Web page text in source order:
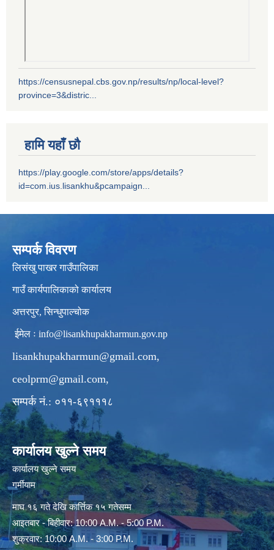
https://censusnepal.cbs.gov.np/results/np/local-level?
province=3&distric...
हामि यहाँ छौ
https://play.google.com/store/apps/details?
id=com.ius.lisankhu&pcampaign...
सम्पर्क विवरण
लिसंखु पाखर गाउँपालिका
गाउँ कार्यपालिकाको कार्यालय
अत्तरपुर, सिन्धुपाल्चोक
ईमेल ः info@lisankhupakharmun.gov.np
lisankhupakharmun@gmail.com,
ceolprm@gmail.com,
सम्पर्क नं.: ०११-६९१११८
कार्यालय खुल्ने समय
कार्यालय खुल्ने समय
गर्मीयाम
माघ १६ गते देखि कार्त्तिक १५ गतेसम्म
आइतबार - बिहीवार: 10:00 A.M. - 5:00 P.M.
शुक्रवार: 10:00 A.M. - 3:00 P.M.